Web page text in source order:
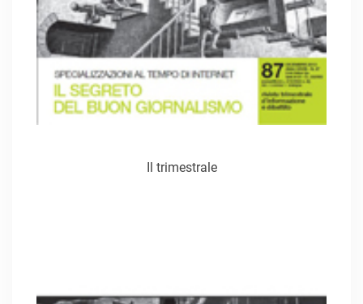
Il trimestrale